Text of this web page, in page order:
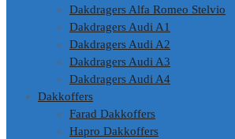
Dakdragers Alfa Romeo Stelvio
Dakdragers Audi A1
Dakdragers Audi A2
Dakdragers Audi A3
Dakdragers Audi A4
Dakkoffers
Farad Dakkoffers
Hapro Dakkoffers